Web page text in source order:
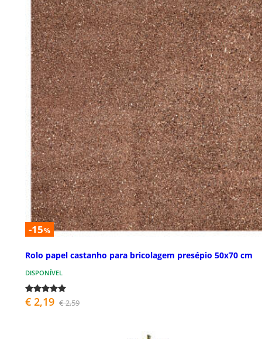
-15%
Rolo papel castanho para bricolagem presépio 50x70 cm
DISPONÍVEL
€ 2,19 € 2,59